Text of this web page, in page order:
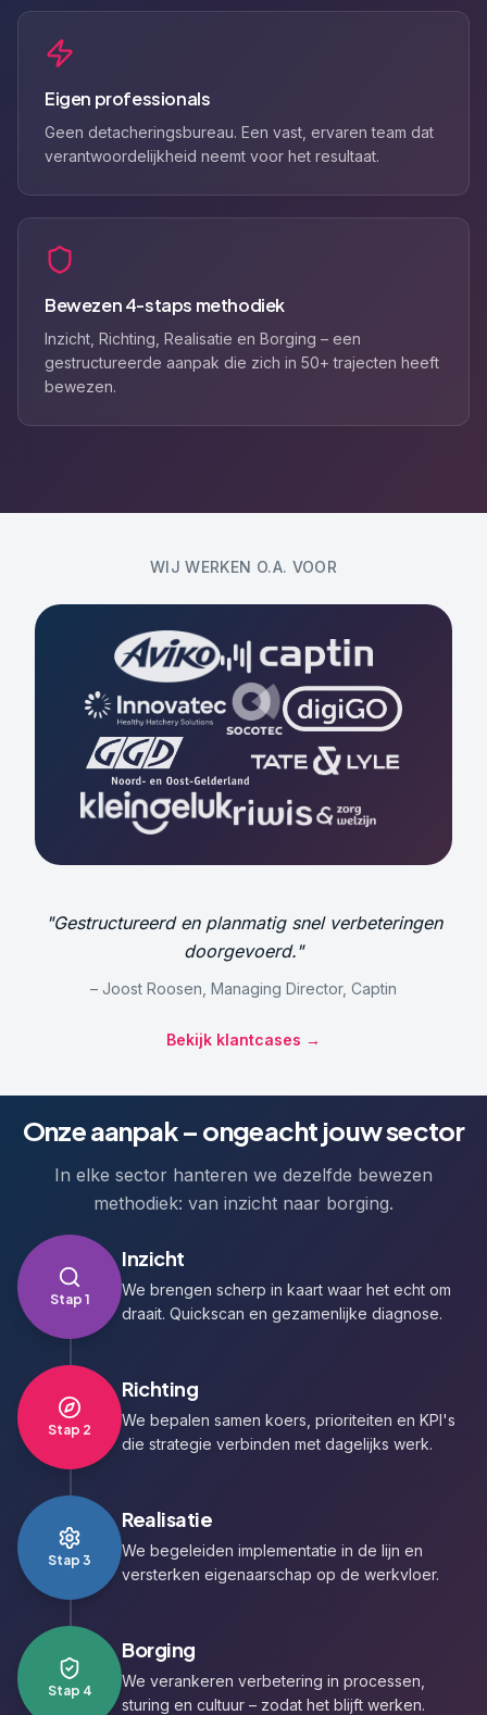
Eigen professionals
Geen detacheringsbureau. Een vast, ervaren team dat
verantwoordelijkheid neemt voor het resultaat.
Bewezen 4-staps methodiek
Inzicht, Richting, Realisatie en Borging – een
gestructureerde aanpak die zich in 50+ trajecten heeft
bewezen.
WIJ WERKEN O.A. VOOR
"Gestructureerd en planmatig snel verbeteringen
doorgevoerd."
– Joost Roosen, Managing Director, Captin
Bekijk klantcases →
Onze aanpak – ongeacht jouw sector
In elke sector hanteren we dezelfde bewezen
methodiek: van inzicht naar borging.
Stap 1
Inzicht
We brengen scherp in kaart waar het echt om
draait. Quickscan en gezamenlijke diagnose.
Stap 2
Richting
We bepalen samen koers, prioriteiten en KPI's
die strategie verbinden met dagelijks werk.
Stap 3
Realisatie
We begeleiden implementatie in de lijn en
versterken eigenaarschap op de werkvloer.
Stap 4
Borging
We verankeren verbetering in processen,
sturing en cultuur – zodat het blijft werken.